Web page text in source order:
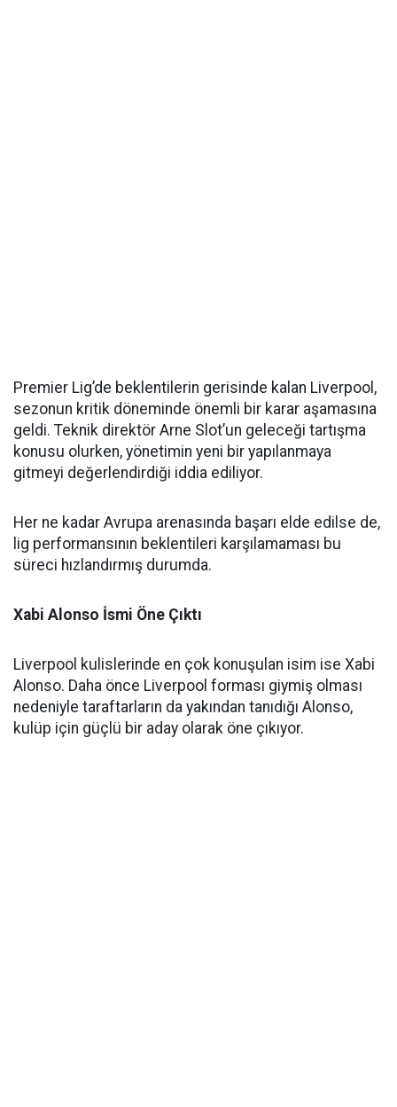
Premier Lig’de beklentilerin gerisinde kalan Liverpool,
sezonun kritik döneminde önemli bir karar aşamasına
geldi. Teknik direktör Arne Slot’un geleceği tartışma
konusu olurken, yönetimin yeni bir yapılanmaya
gitmeyi değerlendirdiği iddia ediliyor.
Her ne kadar Avrupa arenasında başarı elde edilse de,
lig performansının beklentileri karşılamaması bu
süreci hızlandırmış durumda.
Xabi Alonso İsmi Öne Çıktı
Liverpool kulislerinde en çok konuşulan isim ise Xabi
Alonso. Daha önce Liverpool forması giymiş olması
nedeniyle taraftarların da yakından tanıdığı Alonso,
kulüp için güçlü bir aday olarak öne çıkıyor.